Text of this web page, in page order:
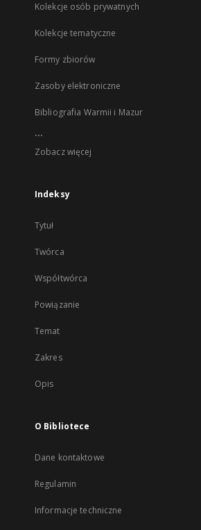
Kolekcje osób prywatnych
Kolekcje tematyczne
Formy zbiorów
Zasoby elektroniczne
Bibliografia Warmii i Mazur
...
Zobacz więcej
Indeksy
Tytuł
Twórca
Współtwórca
Powiązanie
Temat
Zakres
Opis
O Bibliotece
Dane kontaktowe
Regulamin
Informacje techniczne